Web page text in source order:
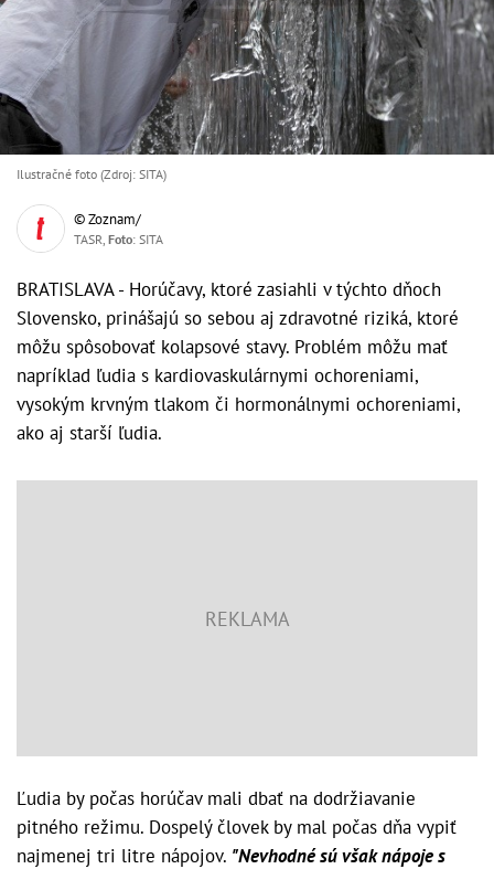
Ilustračné foto (Zdroj: SITA)
© Zoznam/
TASR, Foto: SITA
BRATISLAVA - Horúčavy, ktoré zasiahli v týchto dňoch
Slovensko, prinášajú so sebou aj zdravotné riziká, ktoré
môžu spôsobovať kolapsové stavy. Problém môžu mať
napríklad ľudia s kardiovaskulárnymi ochoreniami,
vysokým krvným tlakom či hormonálnymi ochoreniami,
ako aj starší ľudia.
Ľudia by počas horúčav mali dbať na dodržiavanie
pitného režimu. Dospelý človek by mal počas dňa vypiť
najmenej tri litre nápojov. "Nevhodné sú však nápoje s